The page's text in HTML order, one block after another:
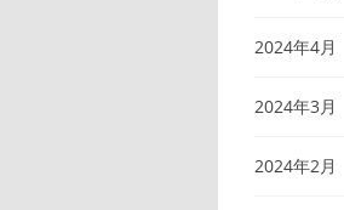
2024年4月
2024年3月
2024年2月